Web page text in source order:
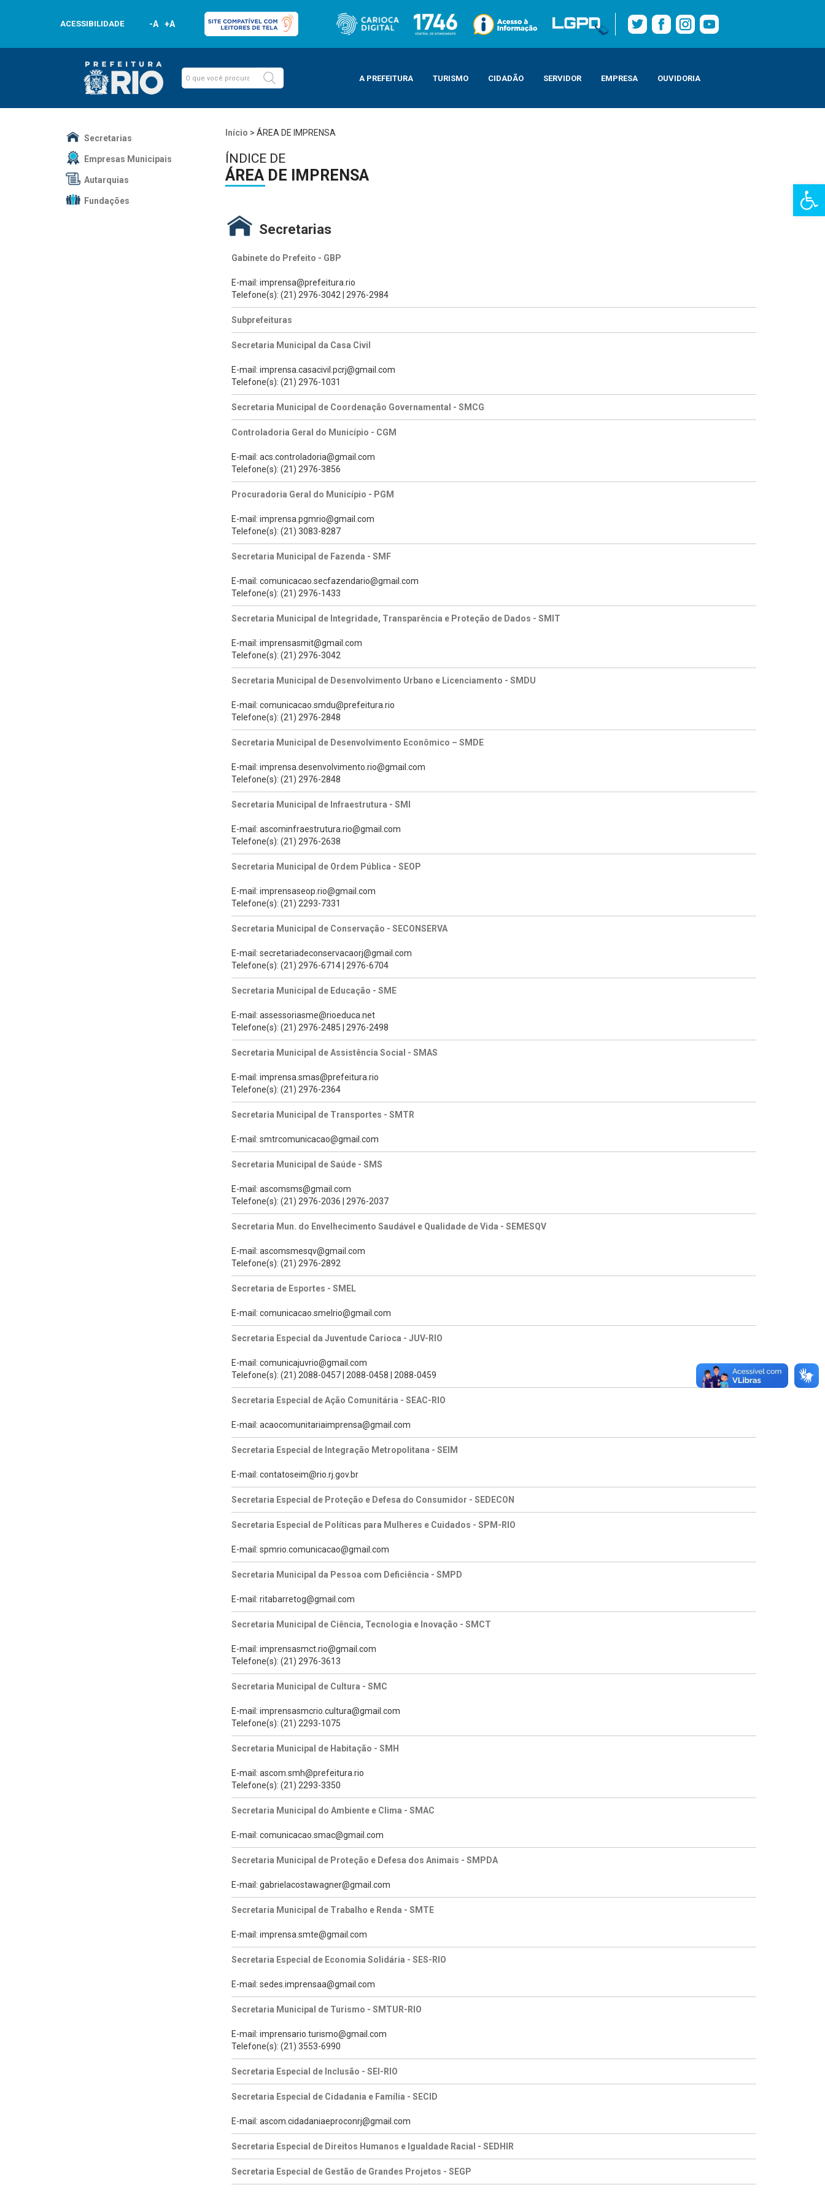
Barra de
ACESSIBILIDADE -A +A
A PREFEITURA TURISMO CIDADÃO SERVIDOR EMPRESA OUVIDORIA
Início > ÁREA DE IMPRENSA
ÍNDICE DE
ÁREA DE IMPRENSA
Secretarias
Empresas Municipais
Autarquias
Fundações
Secretarias
Gabinete do Prefeito - GBP
E-mail: imprensa@prefeitura.rio
Telefone(s): (21) 2976-3042 | 2976-2984
Subprefeituras
Secretaria Municipal da Casa Civil
E-mail: imprensa.casacivil.pcrj@gmail.com
Telefone(s): (21) 2976-1031
Secretaria Municipal de Coordenação Governamental - SMCG
Controladoria Geral do Município - CGM
E-mail: acs.controladoria@gmail.com
Telefone(s): (21) 2976-3856
Procuradoria Geral do Município - PGM
E-mail: imprensa.pgmrio@gmail.com
Telefone(s): (21) 3083-8287
Secretaria Municipal de Fazenda - SMF
E-mail: comunicacao.secfazendario@gmail.com
Telefone(s): (21) 2976-1433
Secretaria Municipal de Integridade, Transparência e Proteção de Dados - SMIT
E-mail: imprensasmit@gmail.com
Telefone(s): (21) 2976-3042
Secretaria Municipal de Desenvolvimento Urbano e Licenciamento - SMDU
E-mail: comunicacao.smdu@prefeitura.rio
Telefone(s): (21) 2976-2848
Secretaria Municipal de Desenvolvimento Econômico – SMDE
E-mail: imprensa.desenvolvimento.rio@gmail.com
Telefone(s): (21) 2976-2848
Secretaria Municipal de Infraestrutura - SMI
E-mail: ascominfraestrutura.rio@gmail.com
Telefone(s): (21) 2976-2638
Secretaria Municipal de Ordem Pública - SEOP
E-mail: imprensaseop.rio@gmail.com
Telefone(s): (21) 2293-7331
Secretaria Municipal de Conservação - SECONSERVA
E-mail: secretariadeconservacaorj@gmail.com
Telefone(s): (21) 2976-6714 | 2976-6704
Secretaria Municipal de Educação - SME
E-mail: assessoriasme@rioeduca.net
Telefone(s): (21) 2976-2485 | 2976-2498
Secretaria Municipal de Assistência Social - SMAS
E-mail: imprensa.smas@prefeitura.rio
Telefone(s): (21) 2976-2364
Secretaria Municipal de Transportes - SMTR
E-mail: smtrcomunicacao@gmail.com
Secretaria Municipal de Saúde - SMS
E-mail: ascomsms@gmail.com
Telefone(s): (21) 2976-2036 | 2976-2037
Secretaria Mun. do Envelhecimento Saudável e Qualidade de Vida - SEMESQV
E-mail: ascomsmesqv@gmail.com
Telefone(s): (21) 2976-2892
Secretaria de Esportes - SMEL
E-mail: comunicacao.smelrio@gmail.com
Secretaria Especial da Juventude Carioca - JUV-RIO
E-mail: comunicajuvrio@gmail.com
Telefone(s): (21) 2088-0457 | 2088-0458 | 2088-0459
Secretaria Especial de Ação Comunitária - SEAC-RIO
E-mail: acaocomunitariaimprensa@gmail.com
Secretaria Especial de Integração Metropolitana - SEIM
E-mail: contatoseim@rio.rj.gov.br
Secretaria Especial de Proteção e Defesa do Consumidor - SEDECON
Secretaria Especial de Políticas para Mulheres e Cuidados - SPM-RIO
E-mail: spmrio.comunicacao@gmail.com
Secretaria Municipal da Pessoa com Deficiência - SMPD
E-mail: ritabarretog@gmail.com
Secretaria Municipal de Ciência, Tecnologia e Inovação - SMCT
E-mail: imprensasmct.rio@gmail.com
Telefone(s): (21) 2976-3613
Secretaria Municipal de Cultura - SMC
E-mail: imprensasmcrio.cultura@gmail.com
Telefone(s): (21) 2293-1075
Secretaria Municipal de Habitação - SMH
E-mail: ascom.smh@prefeitura.rio
Telefone(s): (21) 2293-3350
Secretaria Municipal do Ambiente e Clima - SMAC
E-mail: comunicacao.smac@gmail.com
Secretaria Municipal de Proteção e Defesa dos Animais - SMPDA
E-mail: gabrielacostawagner@gmail.com
Secretaria Municipal de Trabalho e Renda - SMTE
E-mail: imprensa.smte@gmail.com
Secretaria Especial de Economia Solidária - SES-RIO
E-mail: sedes.imprensaa@gmail.com
Secretaria Municipal de Turismo - SMTUR-RIO
E-mail: imprensario.turismo@gmail.com
Telefone(s): (21) 3553-6990
Secretaria Especial de Inclusão - SEI-RIO
Secretaria Especial de Cidadania e Família - SECID
E-mail: ascom.cidadaniaeproconrj@gmail.com
Secretaria Especial de Direitos Humanos e Igualdade Racial - SEDHIR
Secretaria Especial de Gestão de Grandes Projetos - SEGP